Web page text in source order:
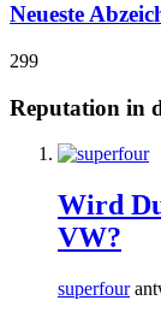
Neueste
299
Reputation in
Wird
VW?
superfour